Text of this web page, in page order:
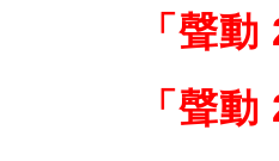
「聲
「聲